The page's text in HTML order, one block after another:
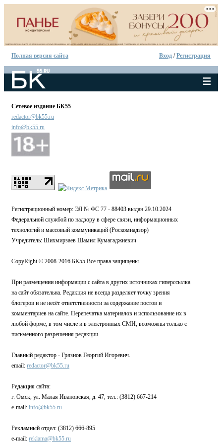
Полная версия сайта Вход /Регистрация
Сетевое издание БК55
redactor@bk55.ru
info@bk55.ru
Регистрационный номер: ЭЛ № ФС 77 - 88403 выдан 29.10.2024
Федеральной службой по надзору в сфере связи, информационных
технологий и массовый коммуникаций (Роскомнадзор)
Учредитель: Шихмирзаев Шамил Кумагаджиевич
CopyRight © 2008-2016 БК55 Все права защищены.
При размещении информации с сайта в других источниках гиперссылка
на сайт обязательна. Редакция не всегда разделяет точку зрения
блогеров и не несёт ответственности за содержание постов и
комментариев на сайте. Перепечатка материалов и использование их в
любой форме, в том числе и в электронных СМИ, возможны только с
письменного разрешения редакции.
Главный редактор - Грязнов Георгий Игоревич.
email: redactor@bk55.ru
Редакция сайта:
г. Омск, ул. Малая Ивановская, д. 47, тел.: (3812) 667-214
e-mail: info@bk55.ru
Рекламный отдел: (3812) 666-895
e-mail: reklama@bk55.ru